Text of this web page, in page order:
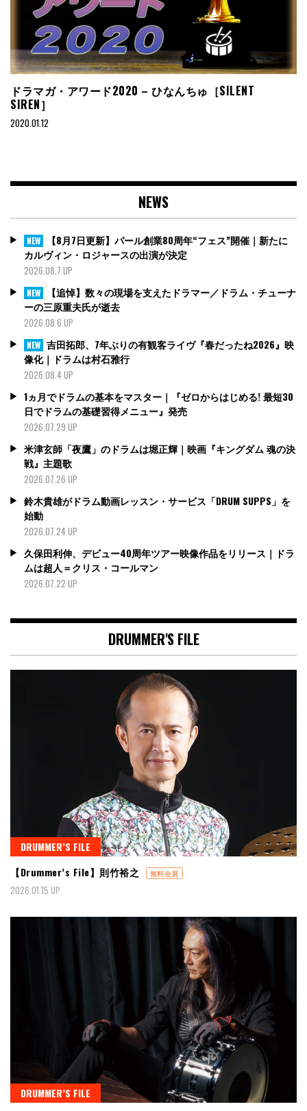
ドラマガ・アワード2020 – ひなんちゅ［SILENT
SIREN］
2020.01.12
NEWS
NEW
【8月7日更新】パール創業80周年“フェス”開催｜新たに
カルヴィン・ロジャースの出演が決定
2026.08.7 UP
NEW
【追悼】数々の現場を支えたドラマー／ドラム・チューナ
ーの三原重夫氏が逝去
2026.08.6 UP
NEW 吉田拓郎、7年ぶりの有観客ライヴ『春だったね2026』映
像化｜ドラムは村石雅行
2026.08.4 UP
1ヵ月でドラムの基本をマスター｜『ゼロからはじめる! 最短30
日でドラムの基礎習得メニュー』発売
2026.07.29 UP
米津玄師「夜鷹」のドラムは堀正輝｜映画『キングダム 魂の決
戦』主題歌
2026.07.26 UP
鈴木貴雄がドラム動画レッスン・サービス「DRUM SUPPS」を
始動
2026.07.24 UP
久保田利伸、デビュー40周年ツアー映像作品をリリース｜ドラ
ムは超人＝クリス・コールマン
2026.07.22 UP
DRUMMER'S FILE
DRUMMER’S FILE
【Drummer’s File】則竹裕之
無料会員
2026.01.15 UP
DRUMMER’S FILE